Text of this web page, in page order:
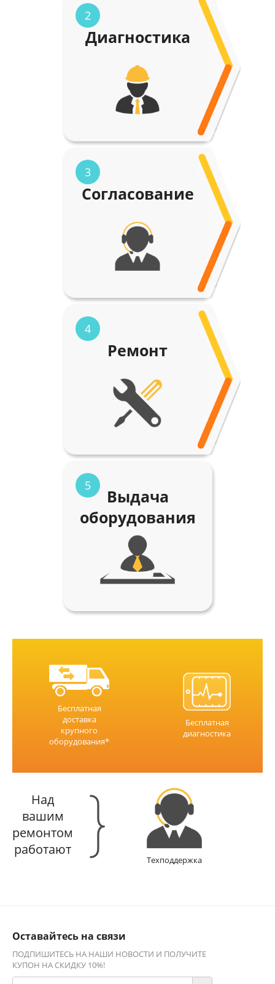
2
Диагностика
3
Согласование
4
Ремонт
5
Выдача
оборудования
Бесплатная
доставка
крупного
оборудования*
Бесплатная
диагностика
Над
вашим
ремонтом
работают
Техподдержка
Оставайтесь на связи
ПОДПИШИТЕСЬ НА НАШИ НОВОСТИ И ПОЛУЧИТЕ
КУПОН НА СКИДКУ 10%!